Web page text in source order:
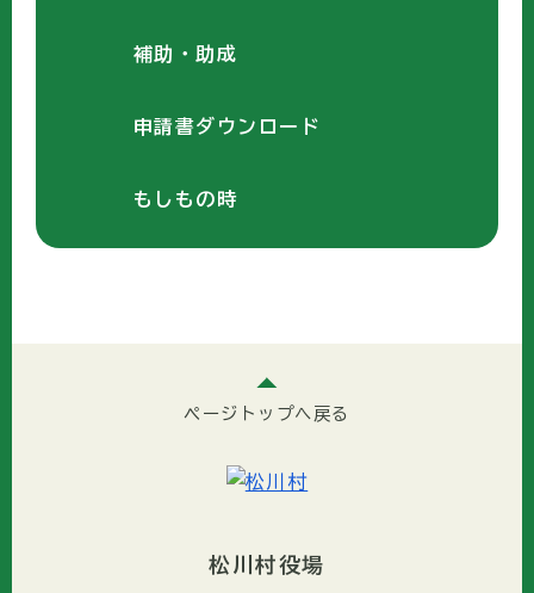
補助・助成
申請書ダウンロード
もしもの時
ページトップへ戻る
松川村役場